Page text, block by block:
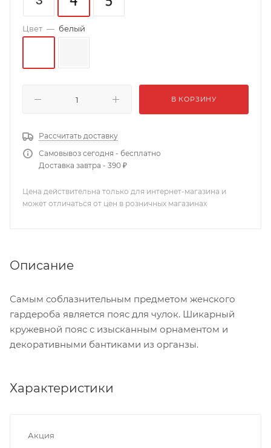
Цвет — белый
В КОРЗИНУ
Рассчитать доставку
Самовывоз сегодня - бесплатно
Доставка завтра - 390 ₽
Цена действительна только для интернет-магазина и
может отличаться от цен в розничных магазинах
Описание
Самым соблазнительным предметом женского
гардероба является пояс для чулок. Шикарный
кружевной пояс с изысканным орнаментом и
декоративными бантиками из органзы.
Характеристики
Акция